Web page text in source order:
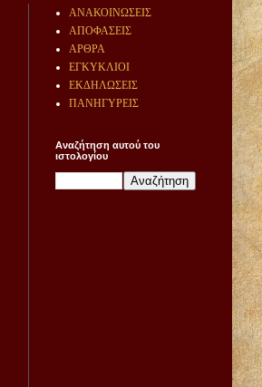
ΑΝΑΚΟΙΝΩΣΕΙΣ
ΑΠΟΦΑΣΕΙΣ
ΑΡΘΡΑ
ΕΓΚΥΚΛΙΟΙ
ΕΚΔΗΛΩΣΕΙΣ
ΠΑΝΗΓΥΡΕΙΣ
Αναζήτηση αυτού του
ιστολογίου